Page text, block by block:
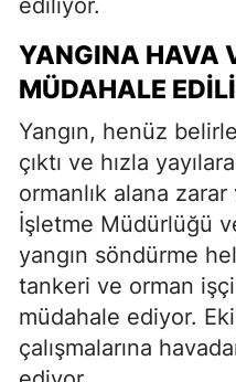
ediliyor.
YANGINA HAVA
MÜDAHALE
Yangın, henüz
çıktı ve hızla
ormanlık alana
İşletme Müdürlüğü
yangın söndürme
tankeri ve orman
müdahale ediyor.
çalışmalarına